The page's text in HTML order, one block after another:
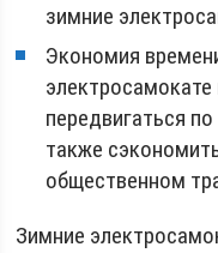
зимние
Экономия
передвигаться
также
общественном
Зимние